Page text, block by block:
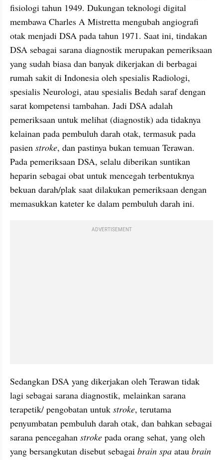
fisiologi tahun 1949. Dukungan teknologi digital
membawa Charles A Mistretta mengubah angiografi
otak menjadi DSA pada tahun 1971. Saat ini, tindakan
DSA sebagai sarana diagnostik merupakan pemeriksaan
yang sudah biasa dan banyak dikerjakan di berbagai
rumah sakit di Indonesia oleh spesialis Radiologi,
spesialis Neurologi, atau spesialis Bedah saraf dengan
sarat kompetensi tambahan. Jadi DSA adalah
pemeriksaan untuk melihat (diagnostik) ada tidaknya
kelainan pada pembuluh darah otak, termasuk pada
pasien stroke, dan pastinya bukan temuan Terawan.
Pada pemeriksaan DSA, selalu diberikan suntikan
heparin sebagai obat untuk mencegah terbentuknya
bekuan darah/plak saat dilakukan pemeriksaan dengan
memasukkan kateter ke dalam pembuluh darah ini.
ADVERTISEMENT
Sedangkan DSA yang dikerjakan oleh Terawan tidak
lagi sebagai sarana diagnostik, melainkan sarana
terapetik/ pengobatan untuk stroke, terutama
penyumbatan pembuluh darah otak, dan bahkan sebagai
sarana pencegahan stroke pada orang sehat, yang oleh
yang bersangkutan disebut sebagai brain spa atau brain